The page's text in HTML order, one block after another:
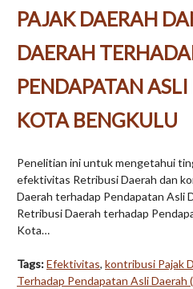
PAJAK DAERAH
DAERAH
PENDAPATAN
KOTA BENGKULU
Penelitian ini untuk mengetahui
efektivitas Retribusi Daerah dan
Daerah terhadap Pendapatan Asli
Retribusi Daerah terhadap
Kota…
Tags:Efektivitas, kontribusi Pajak
Terhadap Pendapatan Asli Daerah